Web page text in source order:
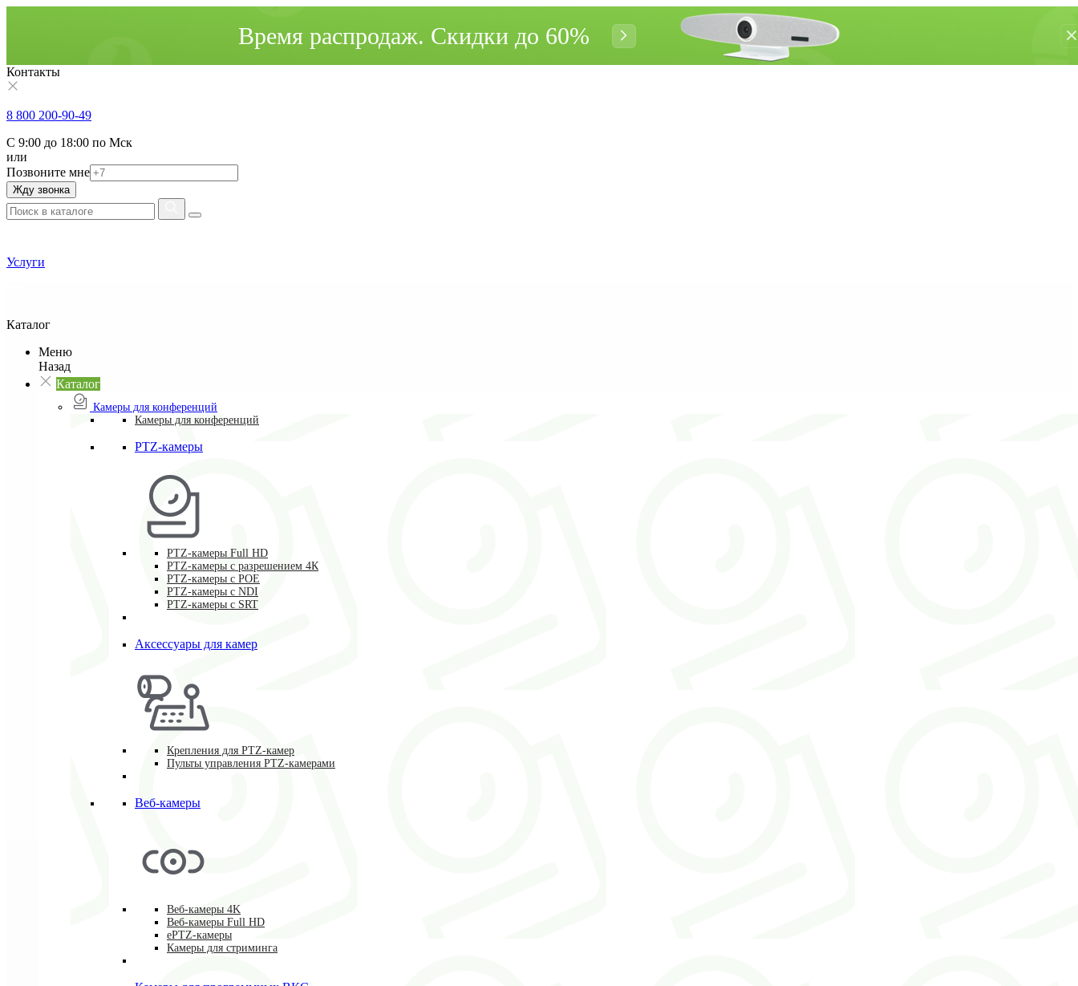
Время распродаж. Cкидки до 60%
Контакты
8 800 200-90-49
С 9:00 до 18:00 по Мск
или
Позвоните мне
Жду звонка
Услуги
Каталог
Меню
Назад
Каталог
Камеры для конференций
Камеры для конференций
PTZ-камеры
PTZ-камеры Full HD
PTZ-камеры с разрешением 4К
PTZ-камеры с POE
PTZ-камеры c NDI
PTZ-камеры с SRT
Аксессуары для камер
Крепления для PTZ-камер
Пульты управления PTZ-камерами
Веб-камеры
Веб-камеры 4K
Веб-камеры Full HD
ePTZ-камеры
Камеры для стриминга